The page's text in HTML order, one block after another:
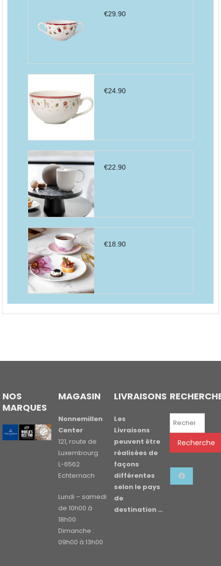
€29.90
€24.90
€22.90
€18.90
NOS
MARQUES
MAGASIN
Nonnemillen
Center
121, route de
Luxembourg
L-6562
Echternach
Lundi – samedi
de 10h00 à
18h00
Dimanche :
09h00 à 13h00
LIVRAISONS
Les
Livraisons
peuvent être
réalisées de
façons
différentes
selon le pays
de
destination …
Recherche
Recherche